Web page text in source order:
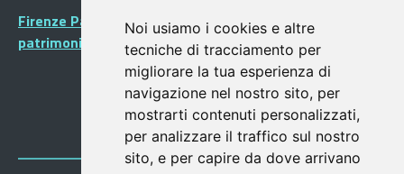
Noi usiamo i cookies e altre
tecniche di tracciamento per
migliorare la tua esperienza di
navigazione nel nostro sito, per
mostrarti contenuti personalizzati,
per analizzare il traffico sul nostro
sito, e per capire da dove arrivano
Firenze Patrimonio Mondiale - Centro storico di Firenze
patrimonio dell’Umanità